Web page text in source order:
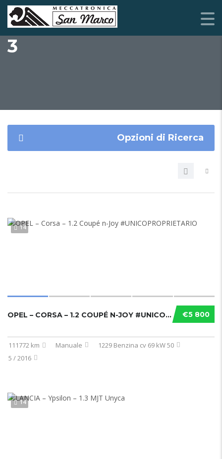
3
Opzioni di Ricerca
14
€5 800
OPEL – CORSA – 1.2 COUPÉ N-JOY #UNICOPROPRIETARIO
111772 km Manuale
1229 Benzina cv 69 kW 50
5 / 2016
14